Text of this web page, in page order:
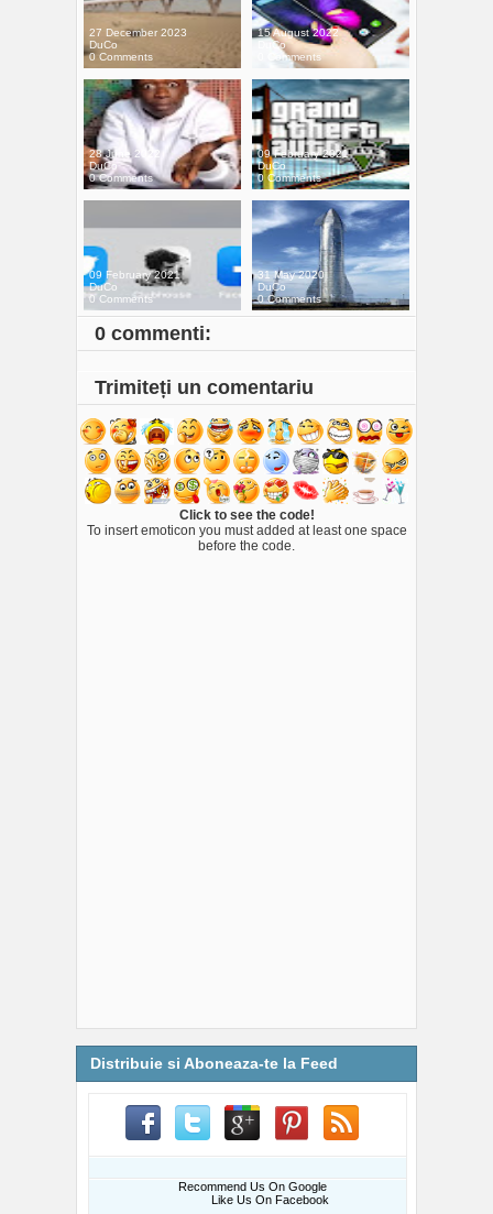
27 December 2023
DuCo
0 Comments
15 August 2022
DuCo
0 Comments
28 June 2022
DuCo
0 Comments
09 February 2021
DuCo
0 Comments
09 February 2021
DuCo
0 Comments
31 May 2020
DuCo
0 Comments
0 commenti:
Trimiteți un comentariu
Click to see the code!
To insert emoticon you must added at least one space
before the code.
Distribuie si Aboneaza-te la Feed
Recommend Us On Google
Like Us On Facebook